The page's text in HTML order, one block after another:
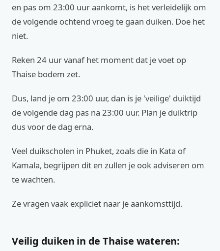
en pas om 23:00 uur aankomt, is het verleidelijk om
de volgende ochtend vroeg te gaan duiken. Doe het
niet.
Reken 24 uur vanaf het moment dat je voet op
Thaise bodem zet.
Dus, land je om 23:00 uur, dan is je 'veilige' duiktijd
de volgende dag pas na 23:00 uur. Plan je duiktrip
dus voor de dag erna.
Veel duikscholen in Phuket, zoals die in Kata of
Kamala, begrijpen dit en zullen je ook adviseren om
te wachten.
Ze vragen vaak expliciet naar je aankomsttijd.
Veilig duiken in de Thaise wateren: